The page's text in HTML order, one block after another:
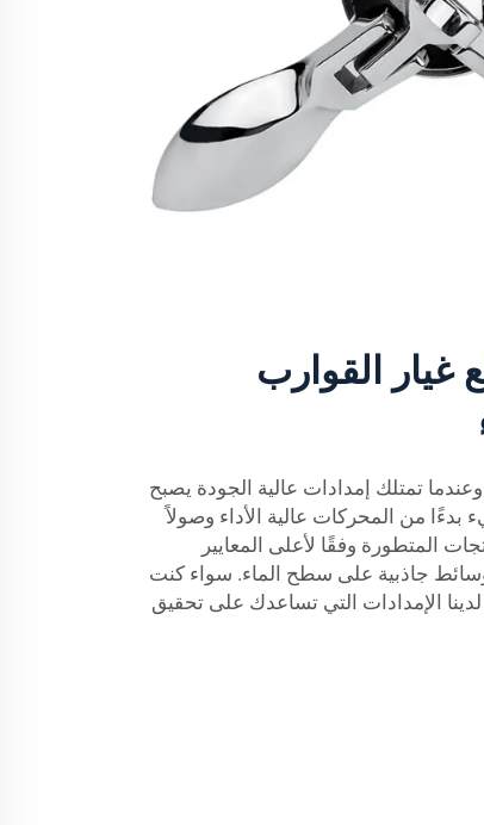
القوارب
تمتلك إمدادات عالية الجودة يصبح
من المحركات عالية الأداء وصولاً
المتطورة وفقًا لأعلى المعايير
جاذبية على سطح الماء. سواء كنت
الإمدادات التي تساعدك على تحقيق